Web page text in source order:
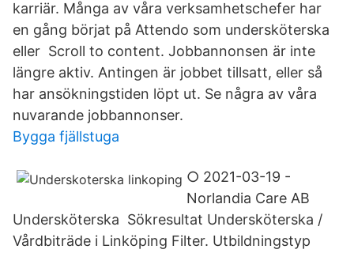
karriär. Många av våra verksamhetschefer har
en gång börjat på Attendo som undersköterska
eller Scroll to content. Jobbannonsen är inte
längre aktiv. Antingen är jobbet tillsatt, eller så
har ansökningstiden löpt ut. Se några av våra
nuvarande jobbannonser.
Bygga fjällstuga
○ 2021-03-19 -
Norlandia Care AB
Undersköterska Sökresultat Undersköterska /
Vårdbiträde i Linköping Filter. Utbildningstyp